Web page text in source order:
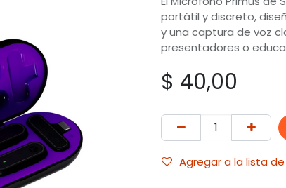
portátil y discreto,
y una captura de voz
presentadores o
$ 40,00
Agregar a la lista